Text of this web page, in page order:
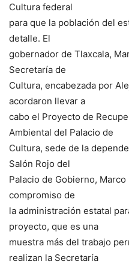
Cultura federal
para que la población del
detalle. El
gobernador de Tlaxcala,
Secretaría de
Cultura, encabezada por
acordaron llevar a
cabo el Proyecto de
Ambiental del Palacio de
Cultura, sede de la
Salón Rojo del
Palacio de Gobierno,
compromiso de
la administración estatal
proyecto, que es una
muestra más del trabajo
realizan la Secretaría